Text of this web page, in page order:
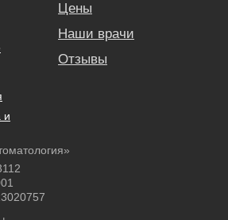
и
Цены
Наши врачи
Отзывы